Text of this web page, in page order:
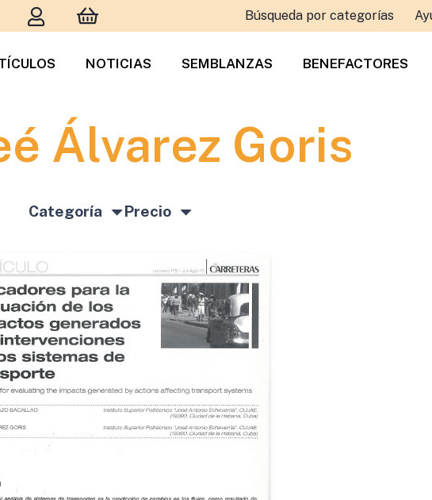
Búsqueda por categorías
NOTICIAS SEMBLANZAS BENEFACTORES
Álvarez Goris
Categoría Precio